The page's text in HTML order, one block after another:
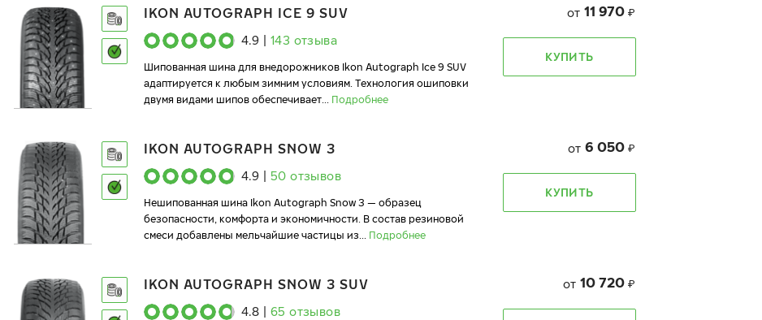
IKON AUTOGRAPH ICE 9 SUV
4.9 143 отзыва
Шипованная шина для внедорожников Ikon Autograph Ice 9 SUV
адаптируется к любым зимним условиям. Технология ошиповки
двумя видами шипов обеспечивает... Подробнее
от 11 970 ₽
КУПИТЬ
IKON AUTOGRAPH SNOW 3
4.9 50 отзывов
Нешипованная шина Ikon Autograph Snow 3 — образец
безопасности, комфорта и экономичности. В состав резиновой
смеси добавлены мельчайшие частицы из... Подробнее
от 6 050 ₽
КУПИТЬ
IKON AUTOGRAPH SNOW 3 SUV
4.8 65 отзывов
от 10 720 ₽